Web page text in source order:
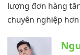
lượng đơn hàng
chuyên nghiệp